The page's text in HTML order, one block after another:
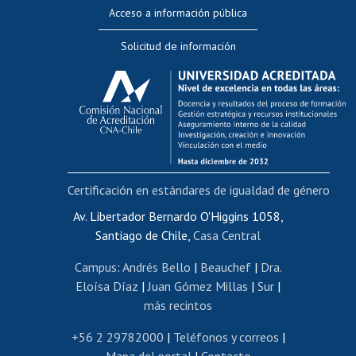
Evaluación docente
Calificación académica
Postulación al AUCAI
Funcionarias/os
Cursos internos de capacitación
Bienestar del personal
Portal de movilidad interna
Certificado de renta
Certificado de renta honorarios
Editar páginas blancas
Extranjeras/os
Revalidación y reconocimiento de títulos
Acceso a información pública
Solicitud de información
Av. Libertador Bernardo O'Higgins 1058,
Santiago de Chile, Casa Central
Campus: Andrés Bello | Beauchef| Dra.
Eloísa Díaz |Juan Gómez Millas | Sur |
más recintos
+56 2 29782000 | Teléfonos y correos |
Certificación en estándares de igualdad de género